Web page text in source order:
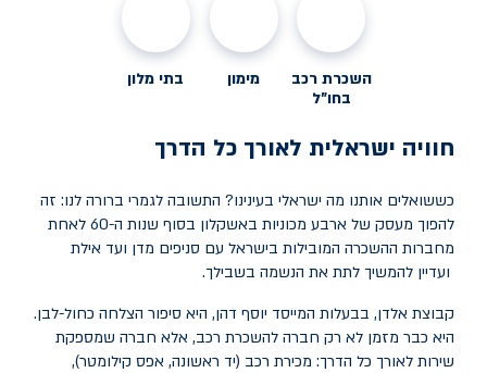
השכרת רכב
בחו"ל
מימון בתי מלון
חוויה ישראלית לאורך כל הדרך
כששואלים אותנו מה ישראלי בעינינו? התשובה לגמרי ברורה לנו: זה
להפוך מעסק של ארבע מכוניות באשקלון בסוף שנות ה-60 לאחת
מחברות ההשכרה המובילות בישראל עם סניפים מדן ועד אילת
ועדיין להמשיך לתת את הנשמה בשבילך.
קבוצת אלדן, בבעלות המייסד יוסף דהן, היא סיפור הצלחה כחול-לבן.
היא כבר מזמן לא רק חברה להשכרת רכב, אלא חברה שמספקת
שירות לאורך כל הדרך: מכירת רכב (יד ראשונה, אפס קילומטר),